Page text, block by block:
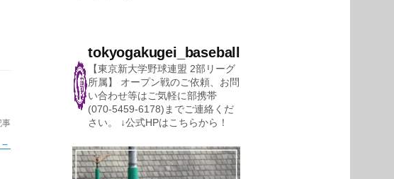
事
tokyogakugei_baseball
【東京新大学野球連盟 2部リーグ
所属】
オープン戦のご依頼、お問
い合わせ等はご気軽に部携帯
(070-5459-6178)までご連絡くだ
さい。
↓公式HPはこちらから！